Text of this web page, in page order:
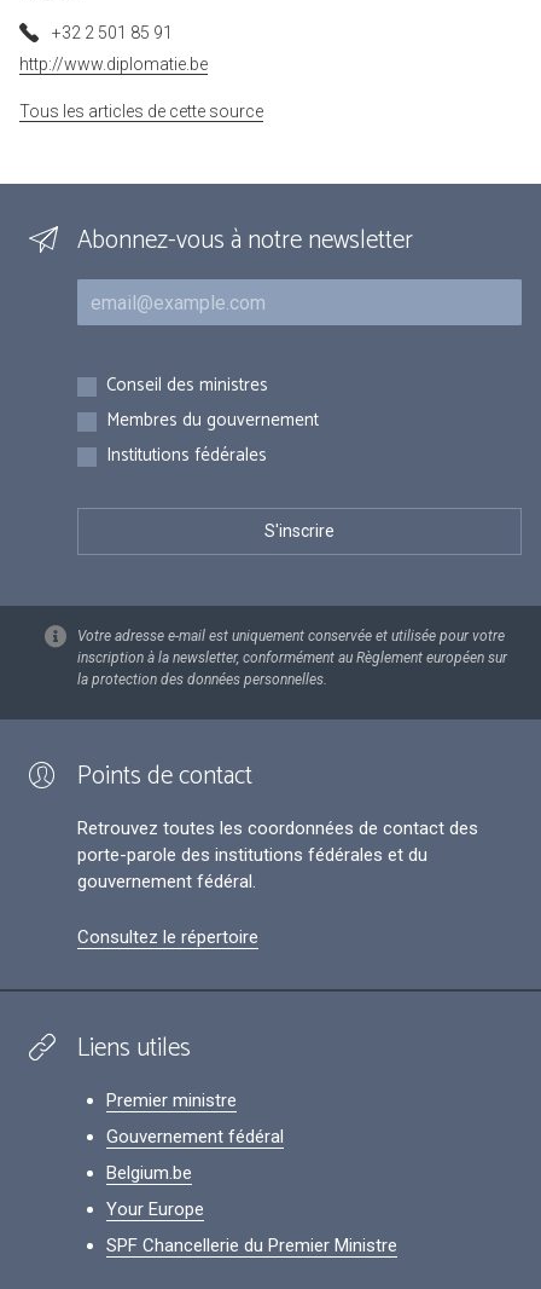
+32 2 501 85 91
http://www.diplomatie.be
Tous les articles de cette source
Abonnez-vous à notre newsletter
Courriel
Inscriptions
Conseil des ministres
Membres du gouvernement
Institutions fédérales
Votre adresse e-mail est uniquement conservée et utilisée pour votre
inscription à la newsletter, conformément au Règlement européen sur
la protection des données personnelles.
Points de contact
Retrouvez toutes les coordonnées de contact des
porte-parole des institutions fédérales et du
gouvernement fédéral.
Consultez le répertoire
Liens utiles
Premier ministre
Gouvernement fédéral
Belgium.be
Your Europe
SPF Chancellerie du Premier Ministre